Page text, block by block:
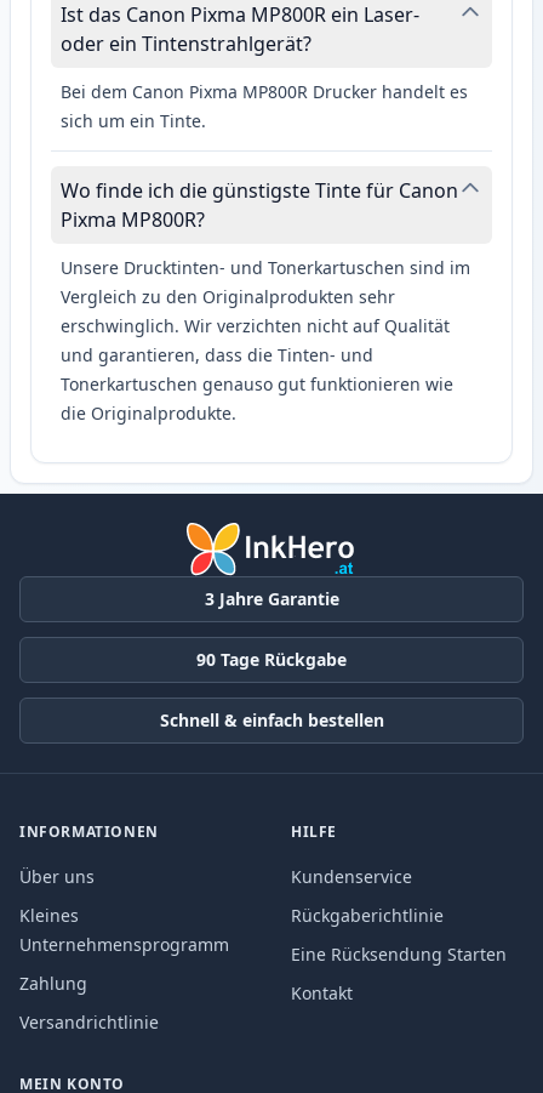
Ist das Canon Pixma MP800R ein Laser-
oder ein Tintenstrahlgerät?
Bei dem Canon Pixma MP800R Drucker handelt es
sich um ein Tinte.
Wo finde ich die günstigste Tinte für Canon
Pixma MP800R?
Unsere Drucktinten- und Tonerkartuschen sind im
Vergleich zu den Originalprodukten sehr
erschwinglich. Wir verzichten nicht auf Qualität
und garantieren, dass die Tinten- und
Tonerkartuschen genauso gut funktionieren wie
die Originalprodukte.
3 Jahre Garantie
90 Tage Rückgabe
Schnell & einfach bestellen
INFORMATIONEN
Über uns
Kleines
Unternehmensprogramm
Zahlung
Versandrichtlinie
HILFE
Kundenservice
Rückgaberichtlinie
Eine Rücksendung Starten
Kontakt
MEIN KONTO